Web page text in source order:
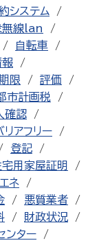
システム
無線lan
自転車
報
限
評価
市計画税
確認
リアフリー
登記
用家屋証明
ネ
悪質業者
財政状況
ンター